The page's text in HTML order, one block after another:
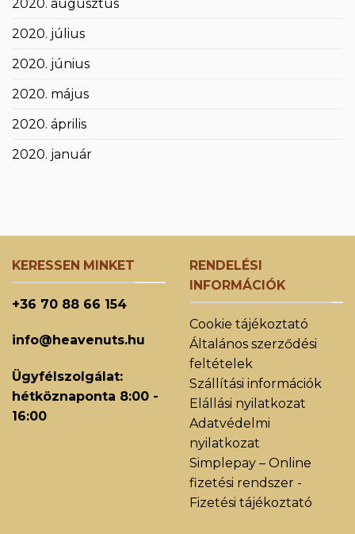
2020. augusztus
2020. július
2020. június
2020. május
2020. április
2020. január
KERESSEN MINKET
+36 70 88 66 154
info@heavenuts.hu
Ügyfélszolgálat:
hétköznaponta 8:00 -
16:00
RENDELÉSI
INFORMÁCIÓK
Cookie tájékoztató
Általános szerződési
feltételek
Szállítási információk
Elállási nyilatkozat
Adatvédelmi
nyilatkozat
Simplepay – Online
fizetési rendszer -
Fizetési tájékoztató